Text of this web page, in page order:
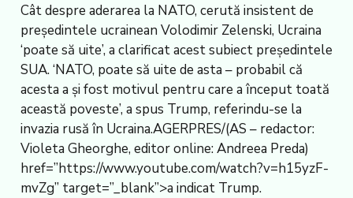
Cât despre aderarea la NATO, cerută insistent de
președintele ucrainean Volodimir Zelenski, Ucraina
‘poate să uite’, a clarificat acest subiect președintele
SUA. ‘NATO, poate să uite de asta – probabil că
acesta a și fost motivul pentru care a început toată
această poveste’, a spus Trump, referindu-se la
invazia rusă în Ucraina.AGERPRES/(AS – redactor:
Violeta Gheorghe, editor online: Andreea Preda)
href=”https://www.youtube.com/watch?v=h15yzF-
mvZg” target=”_blank”>a indicat Trump.